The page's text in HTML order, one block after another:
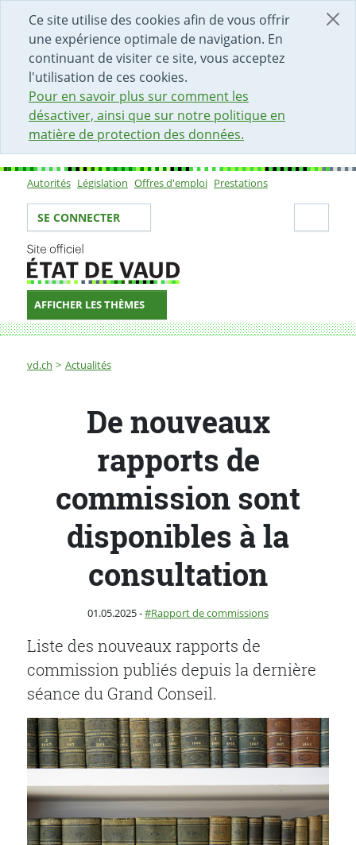
Ce site utilise des cookies afin de vous offrir
une expérience optimale de navigation. En
continuant de visiter ce site, vous acceptez
l'utilisation de ces cookies.
Pour en savoir plus sur comment les
désactiver, ainsi que sur notre politique en
matière de protection des données.
DÉBUT DU CONTENU DE LA PAGE
ACCÈS AU CHAMP DE RECHERCHE
PAGE D'ACCUEIL
FORMULAIRE DE CONTACT
Sous-navigation
Autorités Législation Offres d'emploi Prestations
Votre identité
SE CONNECTER
AFFICHER LES THÈMES
Fil d'Ariane
vd.ch Actualités
De nouveaux rapports de commission sont
De nouveaux
rapports de
commission sont
disponibles à la
consultation
Publié le
01.05.2025-Catégorie :
Rapport de commissions
Liste des nouveaux rapports de
commission publiés depuis la dernière
séance du Grand Conseil.